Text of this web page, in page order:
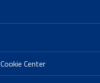
Cookie Center